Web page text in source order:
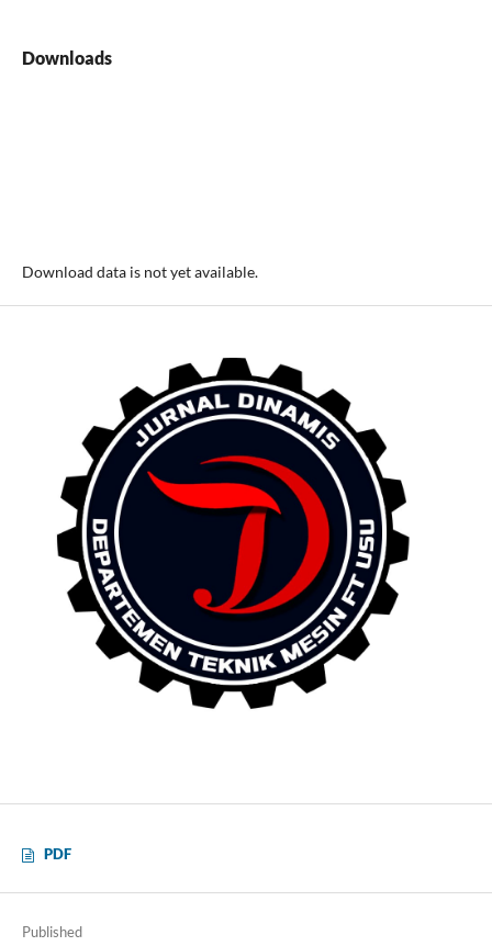
Downloads
Download data is not yet available.
PDF
Published